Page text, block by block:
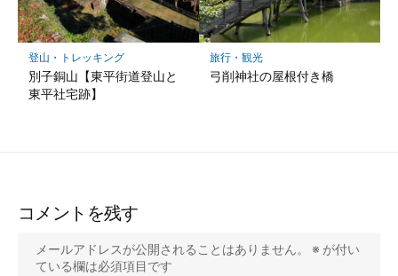
登山・トレッキング
別子銅山【東平街道登山と
東平社宅跡】
旅行・観光
弓削神社の屋根付き橋
コメントを残す
メールアドレスが公開されることはありません。 ※ が付い
ている欄は必須項目です